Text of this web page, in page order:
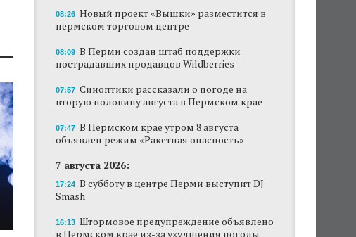
Власти Перми намерены развернуть борьбу
с брошенными автомобилями
Продажи туров из Перми в Абхазию упали
на 30%
Власти вернулись к проекту большого
стадиона в Камской долине Перми
08:26 Новый проект «Вышки» разместится в
пермском торговом центре
08:09 В Перми создан штаб поддержки
пострадавших продавцов Wildberries
07:57 Синоптики рассказали о погоде на
вторую половину августа в Пермском крае
07:47 В Пермском крае утром 8 августа
объявлен режим «Ракетная опасность»
7 августа 2026:
17:24 В субботу в центре Перми выступит DJ
Smash
16:13 Штормовое предупреждение объявлено
в Пермском крае из-за ухудшения погоды